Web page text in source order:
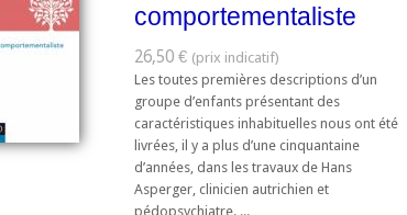
comportementaliste
26,50 €
Les toutes premières descriptions d’un
groupe d’enfants présentant des
caractéristiques inhabituelles nous ont été
livrées, il y a plus d’une cinquantaine
d’années, dans les travaux de Hans
Asperger, clinicien autrichien et
pédopsychiatre. ...